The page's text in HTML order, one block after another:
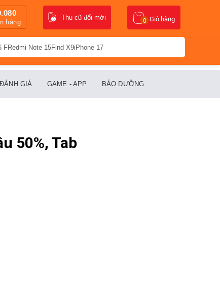
hàng Giỏ hàng
0
Thu cũ đổi mới
FRedmi Note 15Find X9iPhone 17
ĐÁNH GIÁ GAME - APP BẢO DƯỠNG
50%, Tab